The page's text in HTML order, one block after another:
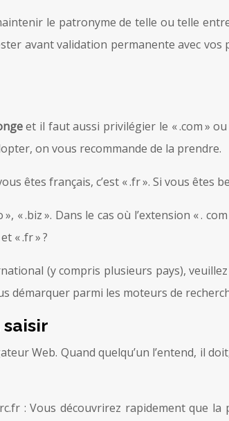
le patronyme de telle ou telle
avant validation permanente avec
et il faut aussi privilégier le « .com » ou
on vous recommande de la prendre.
êtes français, c’est « .fr ». Si vous êtes
», « .biz ». Dans le cas où l’extension «
« .fr » ?
(y compris plusieurs pays),
démarquer parmi les moteurs de
Web. Quand quelqu’un l’entend, il
: Vous découvrirez rapidement que